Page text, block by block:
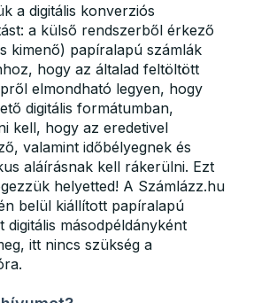
a digitális konverziós
a külső rendszerből érkező
kimenő) papíralapú számlák
hogy az általad feltöltött
elmondható legyen, hogy
digitális formátumban,
kell, hogy az eredetivel
valamint időbélyegnek és
aláírásnak kell rákerülni. Ezt
helyetted! A Számlázz.hu
belül kiállított papíralapú
digitális másodpéldányként
itt nincs szükség a